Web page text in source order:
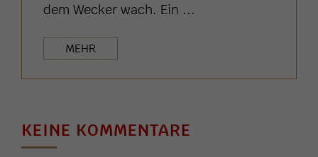
dem Wecker wach. Ein ...
MEHR
KEINE KOMMENTARE